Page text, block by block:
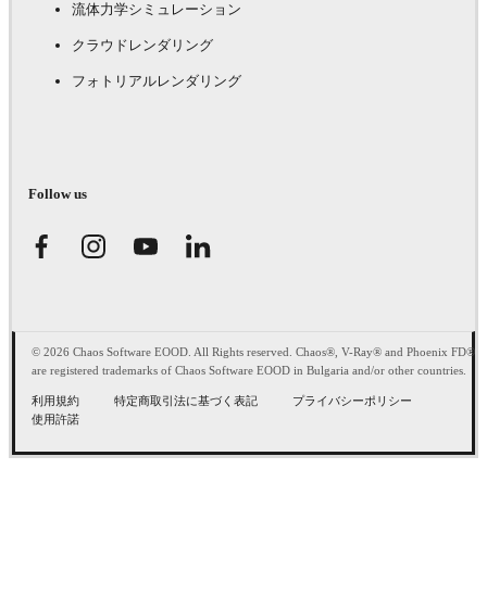
流体力学シミュレーション
クラウドレンダリング
フォトリアルレンダリング
Follow us
© 2026 Chaos Software EOOD. All Rights reserved. Chaos®, V-Ray® and Phoenix FD®
are registered trademarks of Chaos Software EOOD in Bulgaria and/or other countries.
利用規約 特定商取引法に基づく表記
プライバシーポリシー
使用許諾